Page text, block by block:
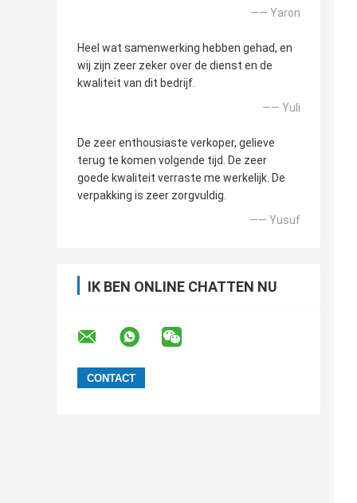
—— Yaron
Heel wat samenwerking hebben gehad, en
wij zijn zeer zeker over de dienst en de
kwaliteit van dit bedrijf.
—— Yuli
De zeer enthousiaste verkoper, gelieve
terug te komen volgende tijd. De zeer
goede kwaliteit verraste me werkelijk. De
verpakking is zeer zorgvuldig.
—— Yusuf
IK BEN ONLINE CHATTEN NU